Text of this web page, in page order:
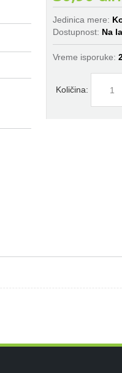
Jedinica mere:
Dostupnost: Na
Vreme isporuke:
Količina: